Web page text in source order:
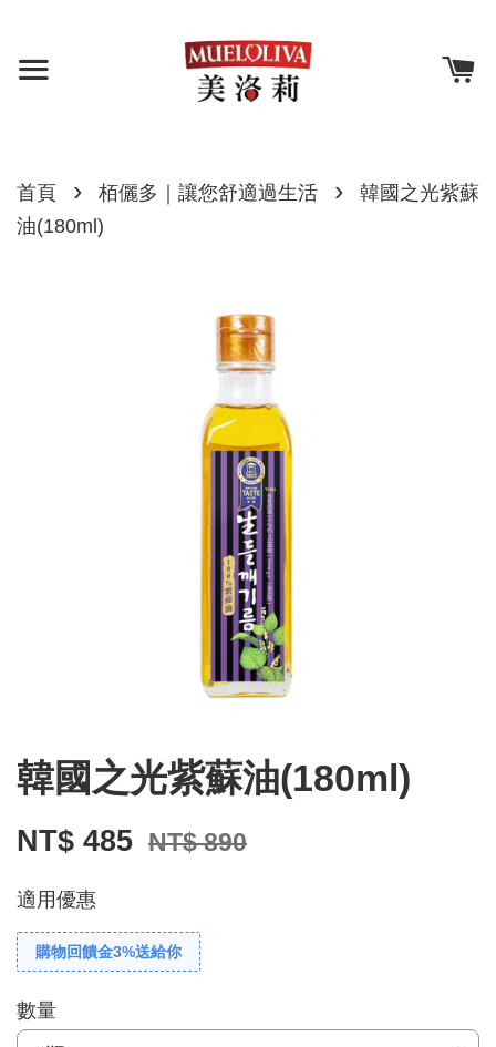
首頁 › 栢儷多｜讓您舒適過生活 ›
韓國之光紫蘇
油(180ml)
韓國之光紫蘇油(180ml)
NT$ 485 NT$ 890
適用優惠
購物回饋金3%送給你
數量